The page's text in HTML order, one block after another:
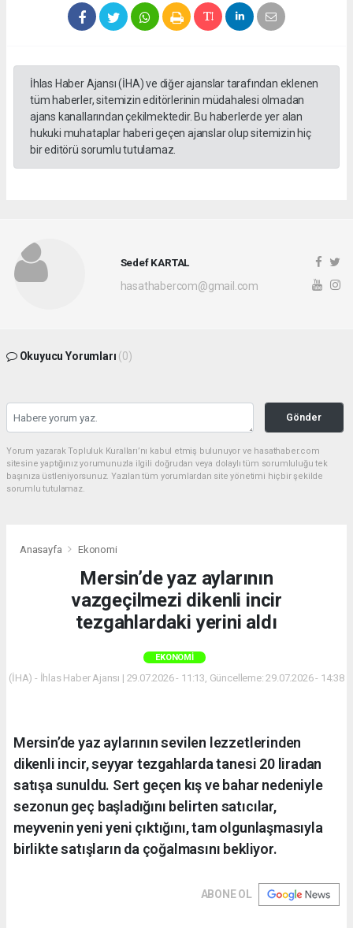
İhlas Haber Ajansı (İHA) ve diğer ajanslar tarafından eklenen
tüm haberler, sitemizin editörlerinin müdahalesi olmadan
ajans kanallarından çekilmektedir. Bu haberlerde yer alan
hukuki muhataplar haberi geçen ajanslar olup sitemizin hiç
bir editörü sorumlu tutulamaz.
Sedef KARTAL
hasathabercom@gmail.com
Okuyucu Yorumları (0)
Gönder
Yorum yazarak Topluluk Kuralları’nı kabul etmiş bulunuyor ve hasathaber.com
sitesine yaptığınız yorumunuzla ilgili doğrudan veya dolaylı tüm sorumluluğu tek
başınıza üstleniyorsunuz. Yazılan tüm yorumlardan site yönetimi hiçbir şekilde
sorumlu tutulamaz.
Anasayfa Ekonomi
Mersin’de yaz aylarının
vazgeçilmezi dikenli incir
tezgahlardaki yerini aldı
EKONOMI
(İHA) - İhlas Haber Ajansı | 29.07.2026 - 11:13, Güncelleme: 29.07.2026 - 14:38
Mersin’de yaz aylarının sevilen lezzetlerinden
dikenli incir, seyyar tezgahlarda tanesi 20 liradan
satışa sunuldu. Sert geçen kış ve bahar nedeniyle
sezonun geç başladığını belirten satıcılar,
meyvenin yeni yeni çıktığını, tam olgunlaşmasıyla
birlikte satışların da çoğalmasını bekliyor.
ABONE OL